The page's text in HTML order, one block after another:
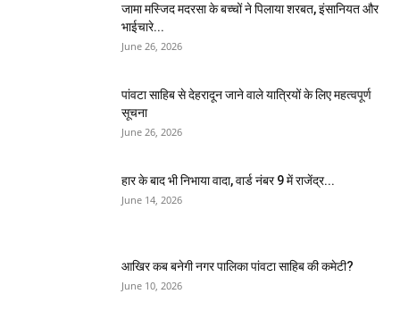
जामा मस्जिद मदरसा के बच्चों ने पिलाया शरबत, इंसानियत और
भाईचारे...
June 26, 2026
पांवटा साहिब से देहरादून जाने वाले यात्रियों के लिए महत्वपूर्ण
सूचना
June 26, 2026
हार के बाद भी निभाया वादा, वार्ड नंबर 9 में राजेंद्र...
June 14, 2026
आखिर कब बनेगी नगर पालिका पांवटा साहिब की कमेटी?
June 10, 2026